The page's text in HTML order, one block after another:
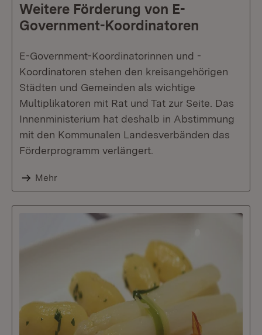
Weitere Förderung von E-
Government-Koordinatoren
E-Government-Koordinatorinnen und -
Koordinatoren stehen den kreisangehörigen
Städten und Gemeinden als wichtige
Multiplikatoren mit Rat und Tat zur Seite. Das
Innenministerium hat deshalb in Abstimmung
mit den Kommunalen Landesverbänden das
Förderprogramm verlängert.
Mehr